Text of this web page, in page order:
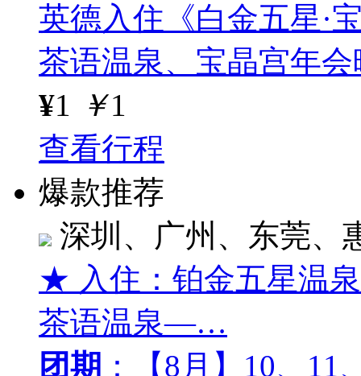
英德入住《白金五星·
茶语温泉、宝晶宫年会
¥1 ￥1
查看行程
爆款推荐
深圳、广州、东莞、
★ 入住：铂金五星温
茶语温泉—…
团期 ：【8月】10、11